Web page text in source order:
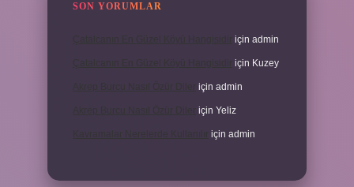
SON YORUMLAR
için admin
için Kuzey
Akrep Burcu Nasıl Özür Diler için admin
Akrep Burcu Nasıl Özür Diler için Yeliz
için admin